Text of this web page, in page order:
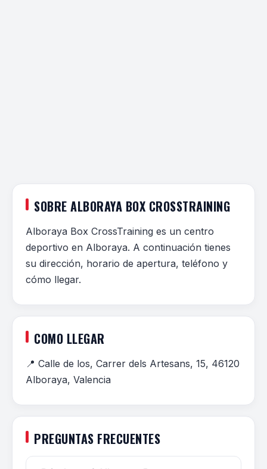
SOBRE ALBORAYA BOX CROSSTRAINING
Alboraya Box CrossTraining es un centro
deportivo en Alboraya. A continuación tienes
su dirección, horario de apertura, teléfono y
cómo llegar.
COMO LLEGAR
📍 Calle de los, Carrer dels Artesans, 15, 46120
Alboraya, Valencia
PREGUNTAS FRECUENTES